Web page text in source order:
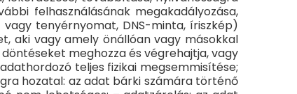
felhasználásának megakadályozása,
tenyérnyomat, DNS-minta, íriszkép)
aki vagy amely önállóan vagy másokkal
meghozza és végrehajtja, vagy
teljes fizikai megsemmisítése;
hozatal: az adat bárki számára történő